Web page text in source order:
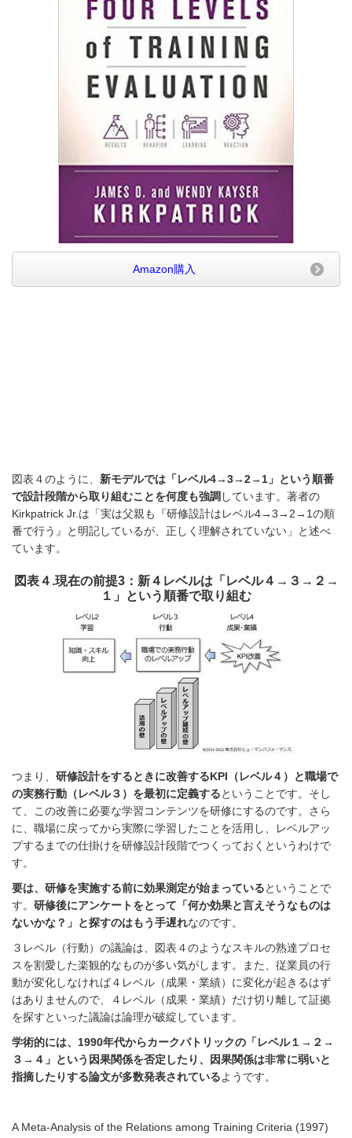
Amazon購入
図表４のように、 新モデルでは「レベル4→3→2→1」という順番
で設計段階から取り組むことを何度も強調 しています。著者の
Kirkpatrick Jr.は「実は父親も『研修設計はレベル4→3→2→1の順
番で行う』と明記しているが、正しく理解されていない」と述べ
ています。
図表４.現在の前提3：新４レベルは「レベル４→３→２→
１」という順番で取り組む
つまり、 研修設計をするときに改善するKPI（レベル４）と職場で
の実務行動（レベル３）を最初に定義するということです。そし
て、この改善に必要な学習コンテンツを研修にするのです。さら
に、職場に戻ってから実際に学習したことを活用し、レベルアッ
プするまでの仕掛けを研修設計段階でつくっておくというわけで
す。
要は、研修を実施する前に効果測定が始まっているということで
す。 研修後にアンケートをとって「何か効果と言えそうなものは
ないかな？」と探すのはもう手遅れなのです。
３レベル（行動）の議論は、図表４のようなスキルの熟達プロセ
スを割愛した楽観的なものが多い気がします。また、従業員の行
動が変化しなければ４レベル（成果・業績）に変化が起きるはず
はありませんので、４レベル（成果・業績）だけ切り離して証拠
を探すといった議論は論理が破綻しています。
学術的には、1990年代からカークパトリックの「レベル１→２→
３→４」という因果関係を否定したり、因果関係は非常に弱いと
指摘したりする論文が多数発表されているようです。
A Meta-Analysis of the Relations among Training Criteria (1997)